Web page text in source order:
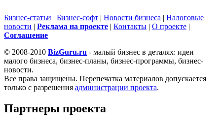
Бизнес-статьи | Бизнес-софт | Новости бизнеса | Налоговые
новости | Реклама на проекте | Контакты | О проекте |
Cоглашение
© 2008-2010 BizGuru.ru - малый бизнес в деталях: идеи
малого бизнеса, бизнес-планы, бизнес-программы, бизнес-
новости.
Все права защищены. Перепечатка материалов допускается
только с разрешения администрации проекта.
Партнеры проекта